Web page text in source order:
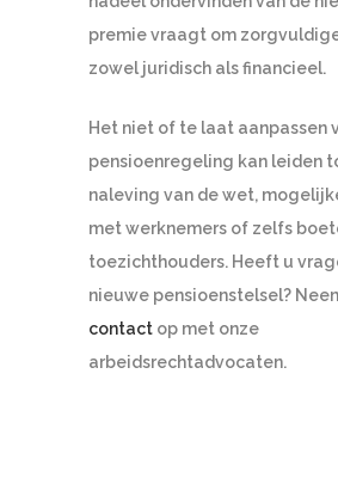
premie vraagt om
zowel juridisch als financieel.
Het niet of te laat aanpassen
pensioenregeling kan leiden
naleving van de wet,
met werknemers of zelfs
toezichthouders. Heeft u
nieuwe pensioenstelsel?
contact op met onze
arbeidsrechtadvocaten.